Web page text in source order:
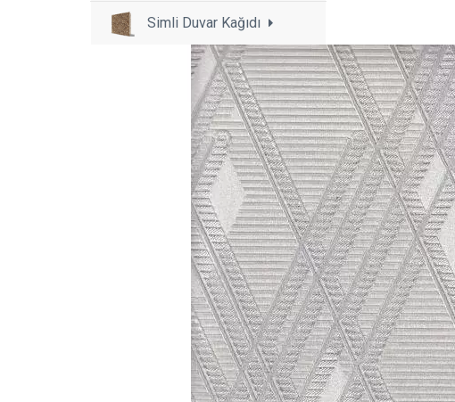
Simli Duvar Kağıdı